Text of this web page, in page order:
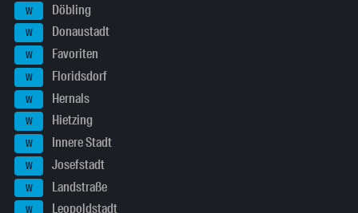
W Döbling
W Donaustadt
W Favoriten
W Floridsdorf
W Hernals
W Hietzing
W Innere Stadt
W Josefstadt
W Landstraße
W Leopoldstadt